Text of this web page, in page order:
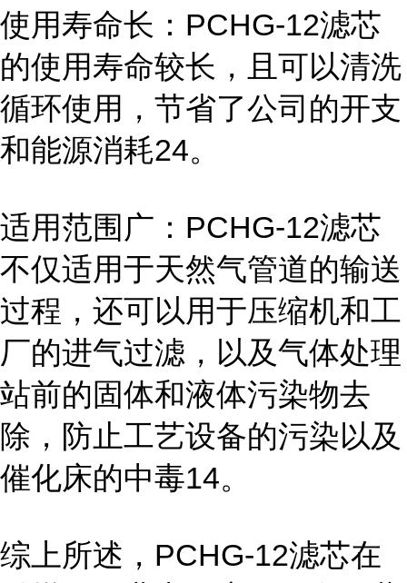
使用寿命长：PCHG-12滤芯
的使用寿命较长，且可以清洗
循环使用，节省了公司的开支
和能源消耗24。
适用范围广：PCHG-12滤芯
不仅适用于天然气管道的输送
过程，还可以用于压缩机和工
厂的进气过滤，以及气体处理
站前的固体和液体污染物去
除，防止工艺设备的污染以及
催化床的中毒14。
综上所述，PCHG-12滤芯在